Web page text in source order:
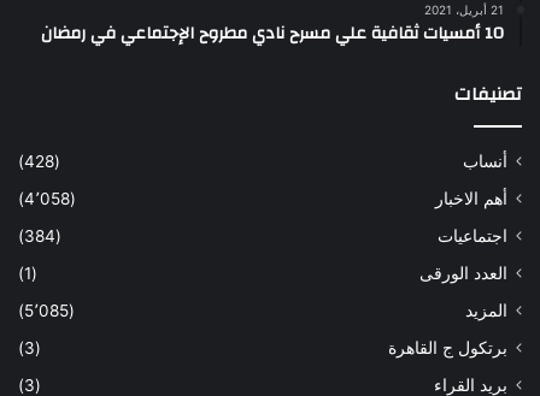
21 أبريل، 2021
10 أمسيات ثقافية علي مسرح نادي مطروح الإجتماعي في رمضان
تصنيفات
أنساب
(428)
أهم الاخبار
(4٬058)
اجتماعيات
(384)
العدد الورقى
(1)
المزيد
(5٬085)
برتكول ج القاهرة
(3)
بريد القراء
(3)